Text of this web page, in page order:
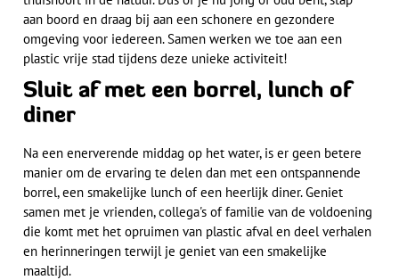
aan boord en draag bij aan een schonere en gezondere
omgeving voor iedereen. Samen werken we toe aan een
plastic vrije stad tijdens deze unieke activiteit!
Sluit af met een borrel, lunch of
diner
Na een enerverende middag op het water, is er geen betere
manier om de ervaring te delen dan met een ontspannende
borrel, een smakelijke lunch of een heerlijk diner. Geniet
samen met je vrienden, collega's of familie van de voldoening
die komt met het opruimen van plastic afval en deel verhalen
en herinneringen terwijl je geniet van een smakelijke
maaltijd.